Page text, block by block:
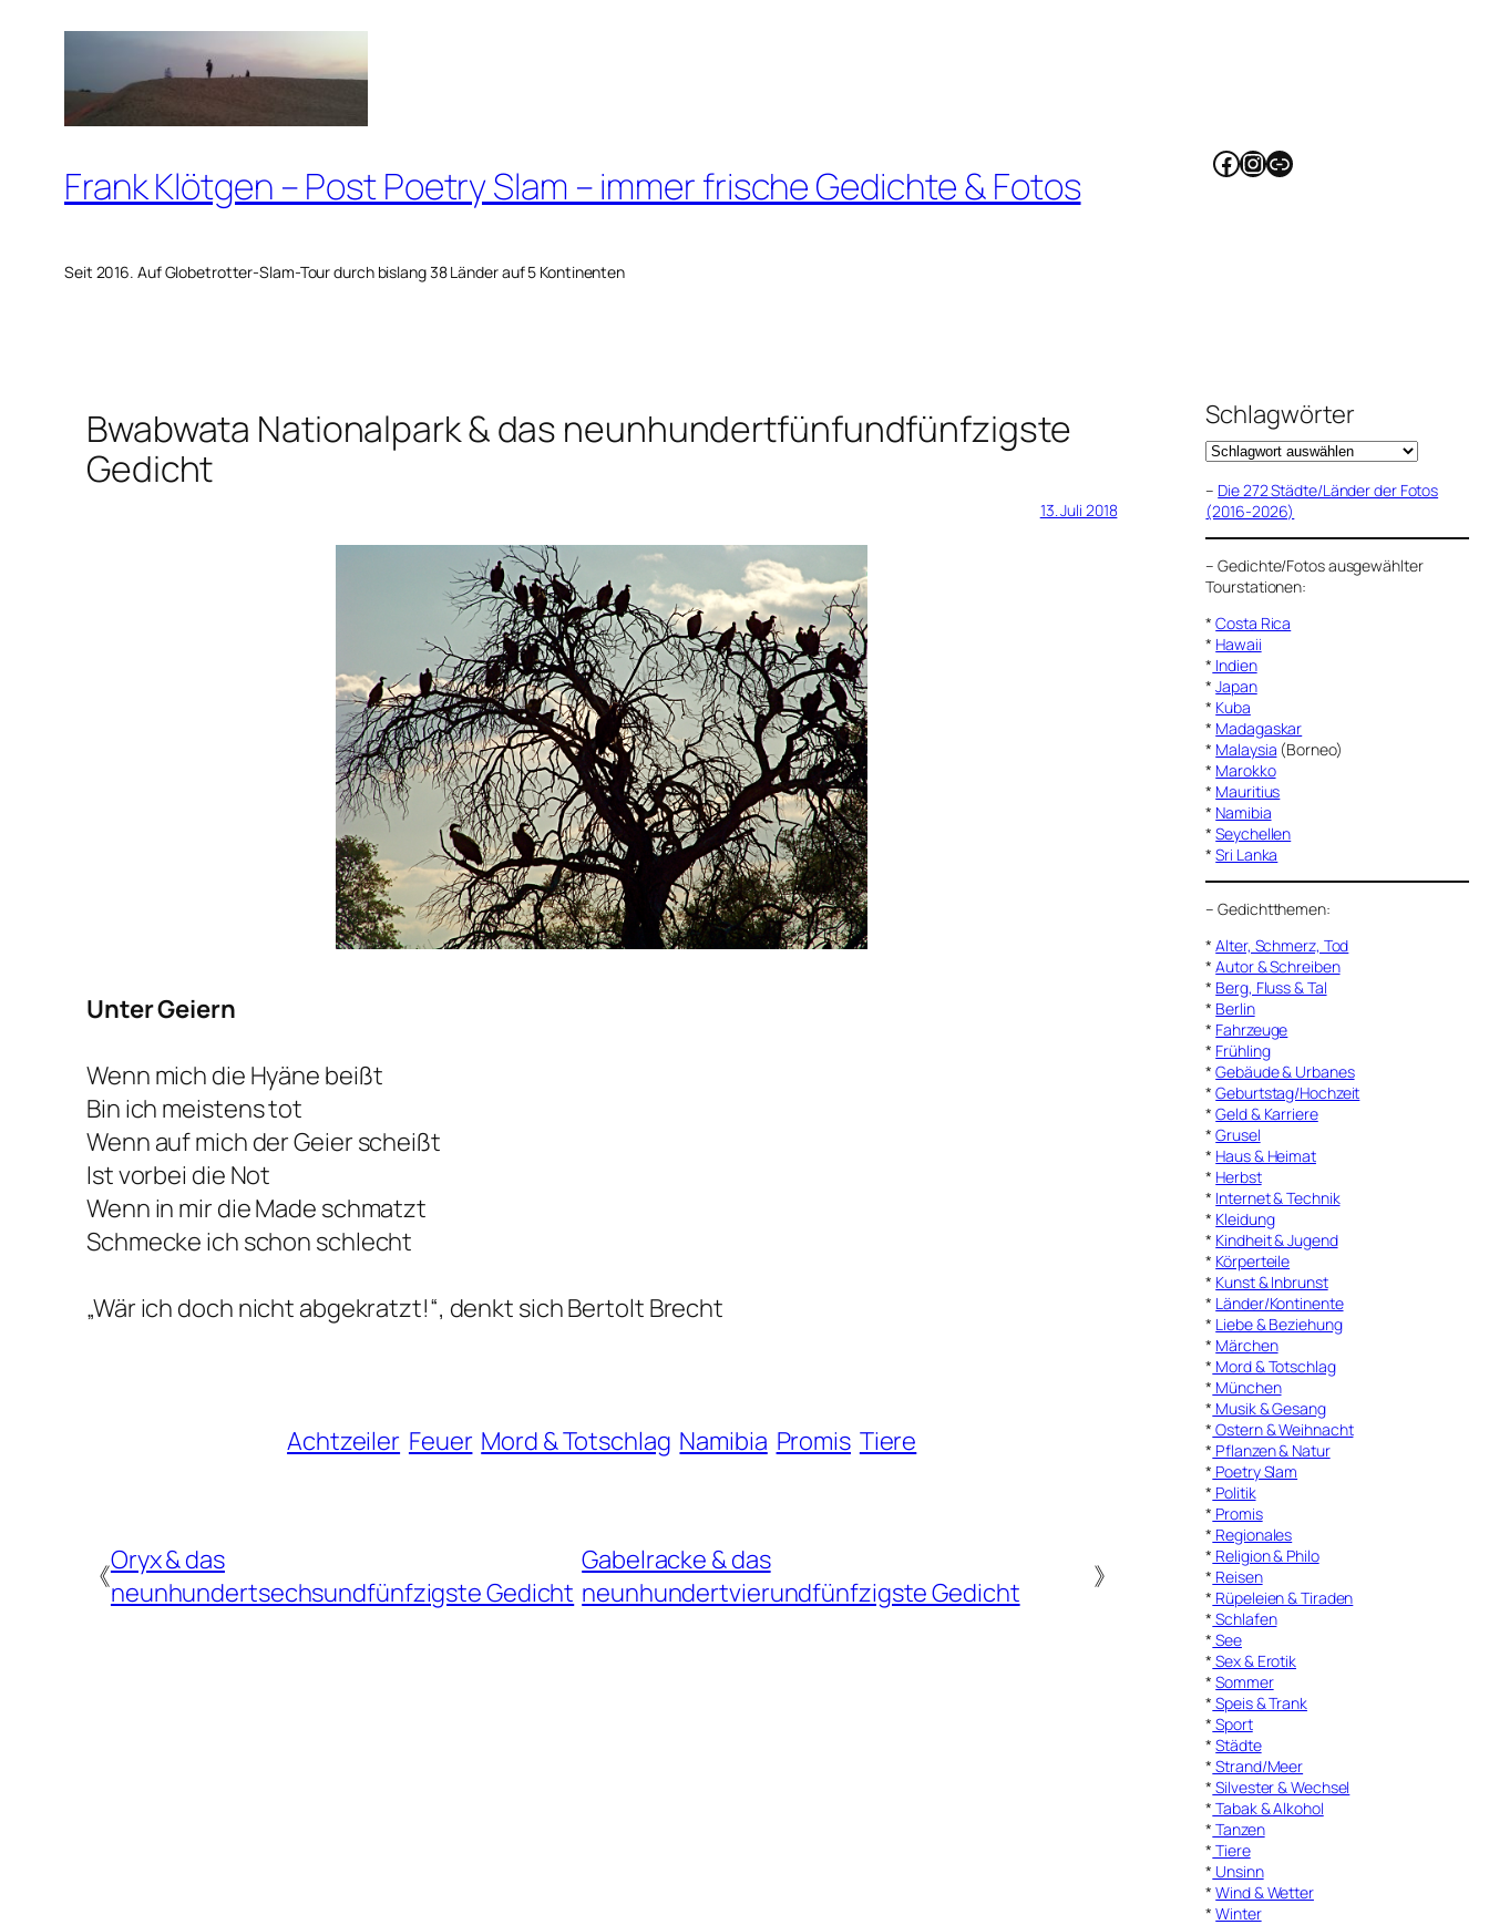
springen
Frank Klötgen – Post Poetry Slam – immer frische Gedichte & Fotos
Seit 2016. Auf Globetrotter-Slam-Tour durch bislang 38 Länder auf 5 Kontinenten
Facebook
Instagram
Link
Bwabwata Nationalpark & das neunhundertfünfundfünfzigste
Gedicht
13. Juli 2018
Unter Geiern
Wenn mich die Hyäne beißt
Bin ich meistens tot
Wenn auf mich der Geier scheißt
Ist vorbei die Not
Wenn in mir die Made schmatzt
Schmecke ich schon schlecht
„Wär ich doch nicht abgekratzt!“, denkt sich Bertolt Brecht
Achtzeiler Feuer Mord & Totschlag Namibia Promis Tiere
《Oryx & das
neunhundertsechsundfünfzigste Gedicht
Gabelracke & das
neunhundertvierundfünfzigste Gedicht
》
Schlagwörter
– Die 272 Städte/Länder der Fotos
(2016-2026)
–Gedichte/Fotos ausgewählter
Tourstationen:
*Costa Rica
* Hawaii
* Indien
*Japan
* Kuba
* Madagaskar
* Malaysia (Borneo)
* Marokko
* Mauritius
* Namibia
*Seychellen
*Sri Lanka
–Gedichtthemen:
*Alter, Schmerz, Tod
*Autor & Schreiben
* Berg, Fluss & Tal
* Berlin
* Fahrzeuge
* Frühling
*Gebäude & Urbanes
*Geburtstag/Hochzeit
*Geld & Karriere
*Grusel
* Haus & Heimat
* Herbst
* Internet & Technik
* Kleidung
* Kindheit & Jugend
* Körperteile
* Kunst & Inbrunst
* Länder/Kontinente
* Liebe & Beziehung
* Märchen
* Mord & Totschlag
* München
* Musik & Gesang
* Ostern & Weihnacht
* Pflanzen & Natur
* Poetry Slam
* Politik
* Promis
* Regionales
* Religion & Philo
* Reisen
* Rüpeleien & Tiraden
* Schlafen
* See
* Sex & Erotik
*Sommer
* Speis & Trank
* Sport
*Städte
* Strand/Meer
* Silvester & Wechsel
* Tabak & Alkohol
* Tanzen
* Tiere
* Unsinn
*Wind & Wetter
*Winter